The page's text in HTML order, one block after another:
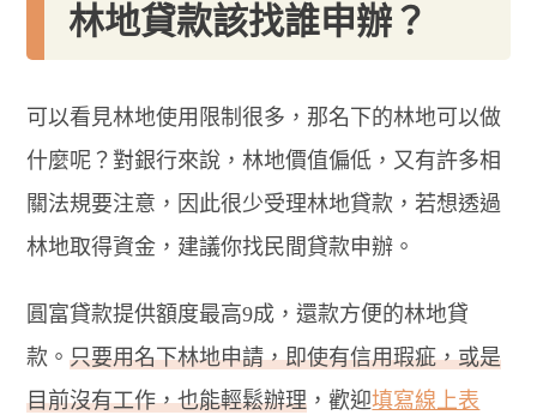
林地貸款該找誰申辦？
可以看見林地使用限制很多，那名下的林地可以做
什麼呢？對銀行來說，林地價值偏低，又有許多相
關法規要注意，因此很少受理林地貸款，若想透過
林地取得資金，建議你找民間貸款申辦。
圓富貸款提供額度最高9成，還款方便的林地貸
款。只要用名下林地申請，即使有信用瑕疵，或是
目前沒有工作，也能輕鬆辦理 ，歡迎填寫線上表